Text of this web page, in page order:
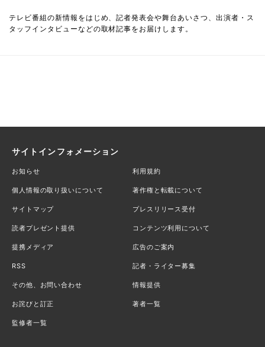
テレビ番組の新情報をはじめ、記者発表会や舞台あいさつ、出演者・ス
タッフインタビューなどの取材記事をお届けします。
サイトインフォメーション
お知らせ 利用規約
個人情報の取り扱いについて 著作権と転載について
サイトマップ プレスリリース受付
読者プレゼント提供 コンテンツ利用について
提携メディア 広告のご案内
RSS 記者・ライター募集
その他、お問い合わせ 情報提供
お詫びと訂正 著者一覧
監修者一覧